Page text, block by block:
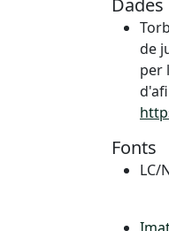
de
per
Fonts
LC/